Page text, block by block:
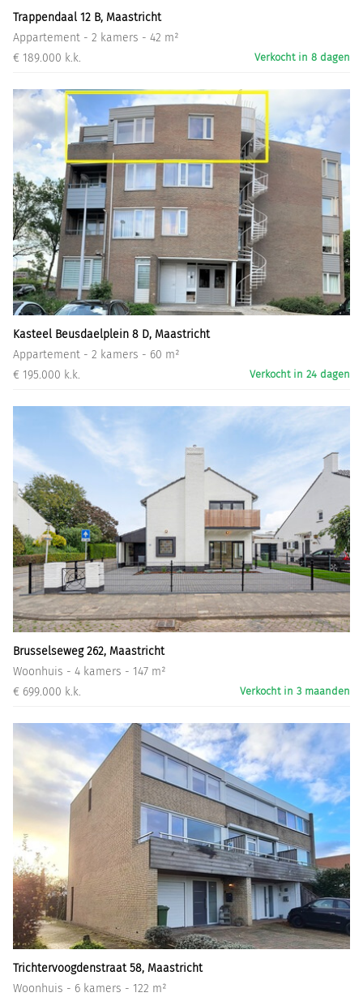
Trappendaal 12 B, Maastricht
Appartement - 2 kamers - 42 m²
€ 189.000 k.k.
Verkocht in 8 dagen
Kasteel Beusdaelplein 8 D, Maastricht
Appartement - 2 kamers - 60 m²
€ 195.000 k.k.
Verkocht in 24 dagen
Brusselseweg 262, Maastricht
Woonhuis - 4 kamers - 147 m²
€ 699.000 k.k.
Verkocht in 3 maanden
Trichtervoogdenstraat 58, Maastricht
Woonhuis - 6 kamers - 122 m²